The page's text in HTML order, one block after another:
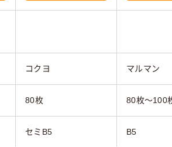
コクヨ マルマン
80枚 80枚～100
セミB5 B5